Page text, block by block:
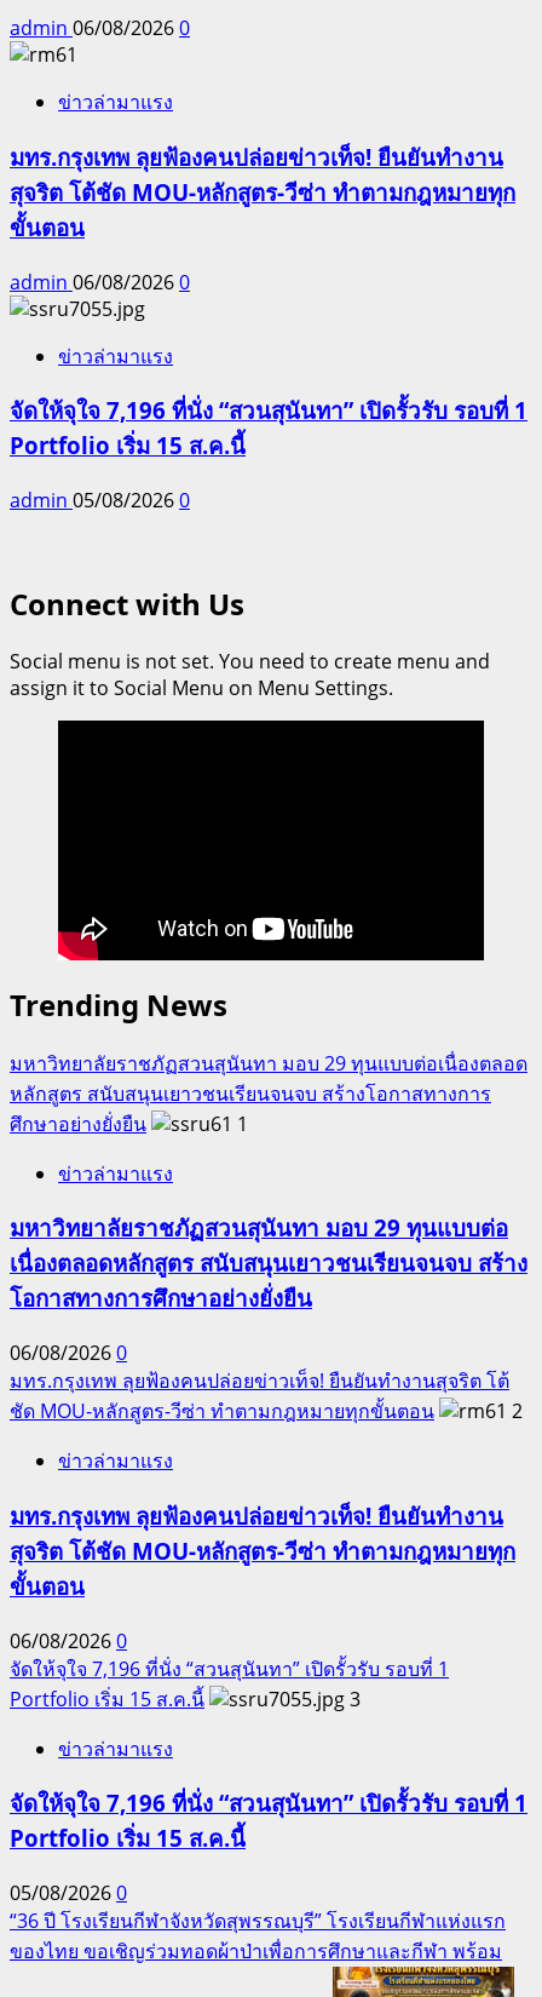
admin 06/08/20260
ข่าวล่ามาแรง
มทร.กรุงเทพ ลุยฟ้องคนปล่อยข่าวเท็จ! ยืนยันทำงาน
สุจริต โต้ชัด MOU-หลักสูตร-วีซ่า ทำตามกฎหมายทุก
ขั้นตอน
admin 06/08/20260
ข่าวล่ามาแรง
จัดให้จุใจ 7,196 ที่นั่ง “สวนสุนันทา” เปิดรั้วรับ รอบที่ 1
Portfolio เริ่ม 15 ส.ค.นี้
admin 05/08/20260
Connect with Us
Social menu is not set. You need to create menu and
assign it to Social Menu on Menu Settings.
Trending News
มหาวิทยาลัยราชภัฏสวนสุนันทา มอบ 29 ทุนแบบต่อเนื่องตลอด
หลักสูตร สนับสนุนเยาวชนเรียนจนจบ สร้างโอกาสทางการ
ศึกษาอย่างยั่งยืน
1
ข่าวล่ามาแรง
มหาวิทยาลัยราชภัฏสวนสุนันทา มอบ 29 ทุนแบบต่อ
เนื่องตลอดหลักสูตร สนับสนุนเยาวชนเรียนจนจบ สร้าง
โอกาสทางการศึกษาอย่างยั่งยืน
06/08/20260
มทร.กรุงเทพ ลุยฟ้องคนปล่อยข่าวเท็จ! ยืนยันทำงานสุจริต โต้
ชัด MOU-หลักสูตร-วีซ่า ทำตามกฎหมายทุกขั้นตอน
2
ข่าวล่ามาแรง
มทร.กรุงเทพ ลุยฟ้องคนปล่อยข่าวเท็จ! ยืนยันทำงาน
สุจริต โต้ชัด MOU-หลักสูตร-วีซ่า ทำตามกฎหมายทุก
ขั้นตอน
06/08/20260
จัดให้จุใจ 7,196 ที่นั่ง “สวนสุนันทา” เปิดรั้วรับ รอบที่ 1
Portfolio เริ่ม 15 ส.ค.นี้
3
ข่าวล่ามาแรง
จัดให้จุใจ 7,196 ที่นั่ง “สวนสุนันทา” เปิดรั้วรับ รอบที่ 1
Portfolio เริ่ม 15 ส.ค.นี้
05/08/20260
“36 ปี โรงเรียนกีฬาจังหวัดสุพรรณบุรี” โรงเรียนกีฬาแห่งแรก
ของไทย ขอเชิญร่วมทอดผ้าป่าเพื่อการศึกษาและกีฬา พร้อม